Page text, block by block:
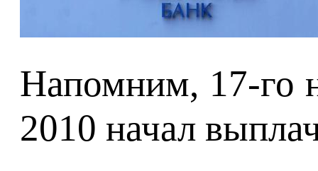
Напомним, 17-го
2010 начал